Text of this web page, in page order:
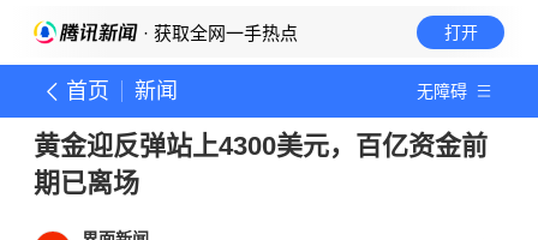
· 获取全网一手热点 打开
首页 新闻 无障碍
黄金迎反弹站上4300美元，百亿资金前
期已离场